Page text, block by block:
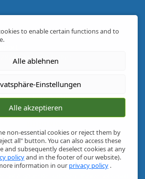
(Mo-Fr 09-17 Uhr)
Angebote & Aktionen
to enable certain functions and to
Alle ablehnen
Einstellungen
Alle akzeptieren
non-essential cookies or reject them by
all" button. You can also access these
and subsequently deselect cookies at any
policyand in the footer of our website).
information in our privacy policy .